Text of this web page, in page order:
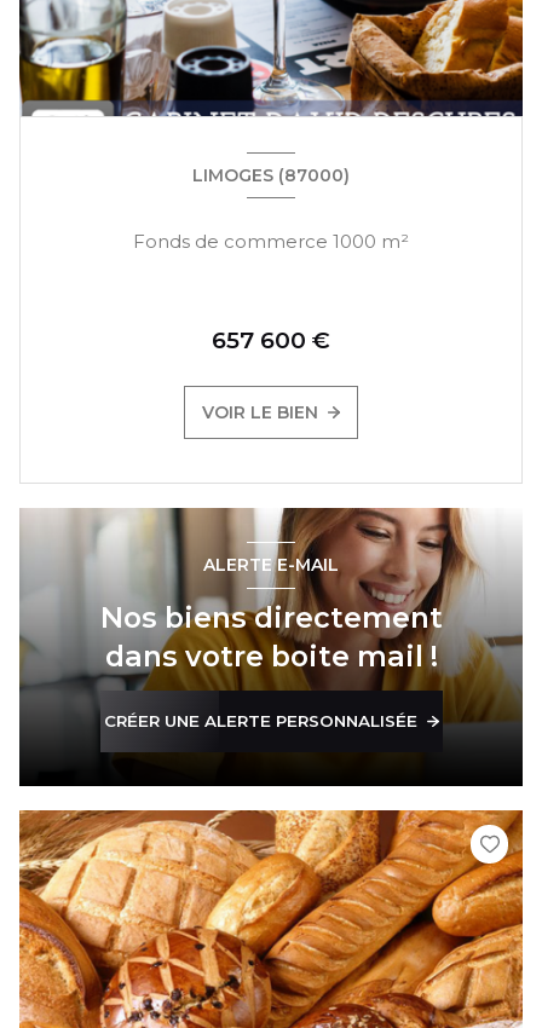
LIMOGES (87000)
Fonds de commerce 1000 m²
657 600 €
VOIR LE BIEN
ALERTE E-MAIL
Nos biens directement
dans votre boite mail !
CRÉER UNE ALERTE PERSONNALISÉE